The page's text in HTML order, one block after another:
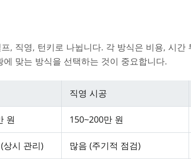
, 직영, 턴키로 나뉩니다. 각 방식은 비용, 시간
맞는 방식을 선택하는 것이 중요합니다.
직영 시공
원 150~200만 원
상시 관리) 많음 (주기적 점검)